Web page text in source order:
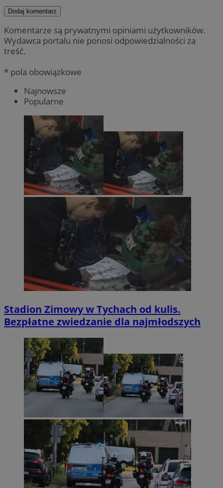
Dodaj komentarz
Komentarze są prywatnymi opiniami użytkowników.
Wydawca portalu nie ponosi odpowiedzialności za
treść.
* pola obowiązkowe
Najnowsze
Popularne
Stadion Zimowy w Tychach od kulis.
Bezpłatne zwiedzanie dla najmłodszych